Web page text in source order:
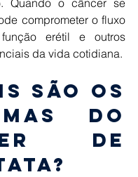
comprometer o fluxo
erétil e outros
da vida cotidiana.
são os
do
de